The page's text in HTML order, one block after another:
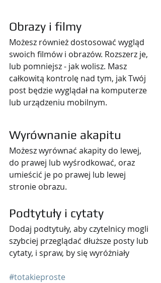
Obrazy i filmy
Możesz również dostosować wygląd
swoich filmów i obrazów. Rozszerz je,
lub pomniejsz - jak wolisz. Masz
całkowitą kontrolę nad tym, jak Twój
post będzie wyglądał na komputerze
lub urządzeniu mobilnym.
Wyrównanie akapitu
Możesz wyrównać akapity do lewej,
do prawej lub wyśrodkować, oraz
umieścić je po prawej lub lewej
stronie obrazu.
Podtytuły i cytaty
Dodaj podtytuły, aby czytelnicy mogli
szybciej przeglądać dłuższe posty lub
cytaty, i spraw, by się wyróżniały
#totakieproste